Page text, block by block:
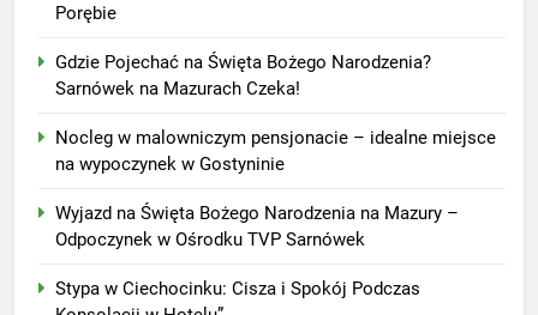
Porębie
Gdzie Pojechać na Święta Bożego Narodzenia?
Sarnówek na Mazurach Czeka!
Nocleg w malowniczym pensjonacie – idealne miejsce
na wypoczynek w Gostyninie
Wyjazd na Święta Bożego Narodzenia na Mazury –
Odpoczynek w Ośrodku TVP Sarnówek
Stypa w Ciechocinku: Cisza i Spokój Podczas